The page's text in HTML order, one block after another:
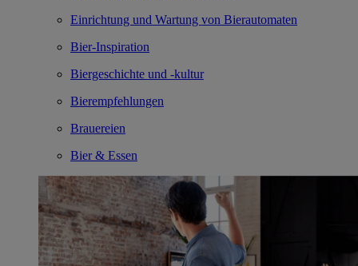
Einrichtung und Wartung von Bierautomaten
Bier-Inspiration
Biergeschichte und -kultur
Bierempfehlungen
Brauereien
Bier & Essen